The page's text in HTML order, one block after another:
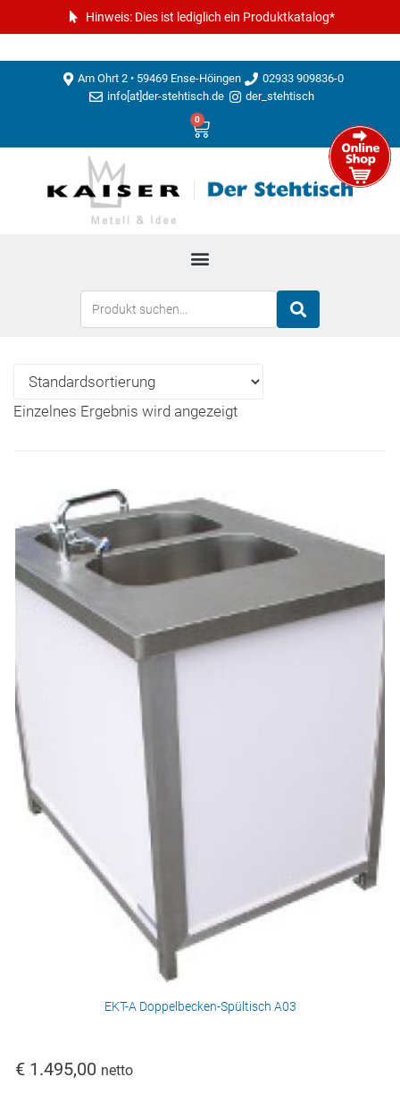
Hinweis: Dies ist lediglich ein Produktkatalog*
Am Ohrt 2 • 59469 Ense-Höingen
02933 909836-0
info[at]der-stehtisch.de
der_stehtisch
0
Einzelnes Ergebnis wird angezeigt
EKT-A Doppelbecken-Spültisch A03
€ 1.495,00 netto